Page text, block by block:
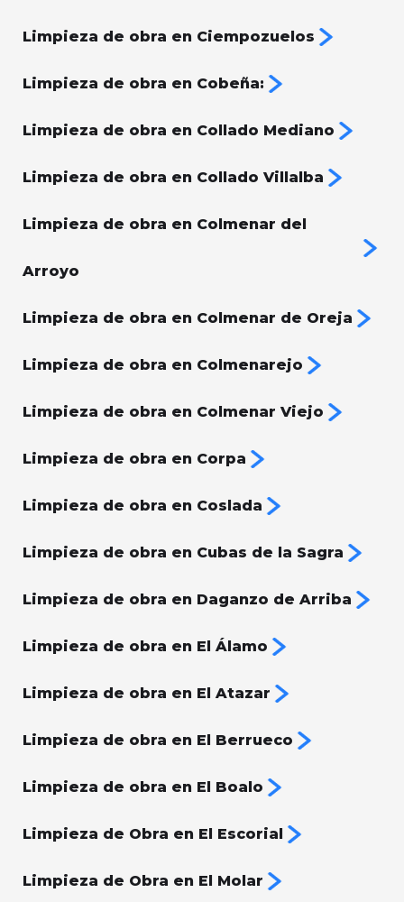
Limpieza de obra en Ciempozuelos
Limpieza de obra en Cobeña:
Limpieza de obra en Collado Mediano
Limpieza de obra en Collado Villalba
Limpieza de obra en Colmenar del
Arroyo
Limpieza de obra en Colmenar de Oreja
Limpieza de obra en Colmenarejo
Limpieza de obra en Colmenar Viejo
Limpieza de obra en Corpa
Limpieza de obra en Coslada
Limpieza de obra en Cubas de la Sagra
Limpieza de obra en Daganzo de Arriba
Limpieza de obra en El Álamo
Limpieza de obra en El Atazar
Limpieza de obra en El Berrueco
Limpieza de obra en El Boalo
Limpieza de Obra en El Escorial
Limpieza de Obra en El Molar